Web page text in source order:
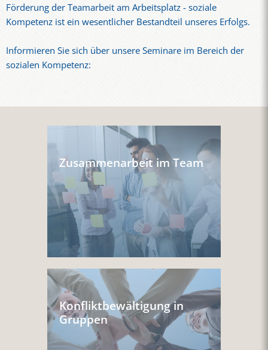
Förderung der Teamarbeit am Arbeitsplatz - soziale
Kompetenz ist ein wesentlicher Bestandteil unseres Erfolgs.
Informieren Sie sich über unsere Seminare im Bereich der
sozialen Kompetenz:
Zusammenarbeit im Team
Konfliktbewältigung in
Gruppen